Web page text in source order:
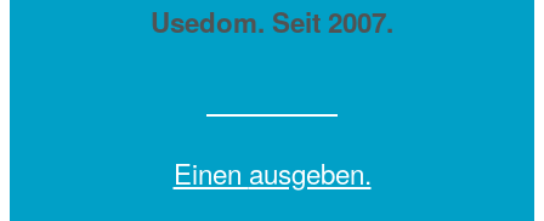
Usedom. Seit 2007.
Einen ausgeben.